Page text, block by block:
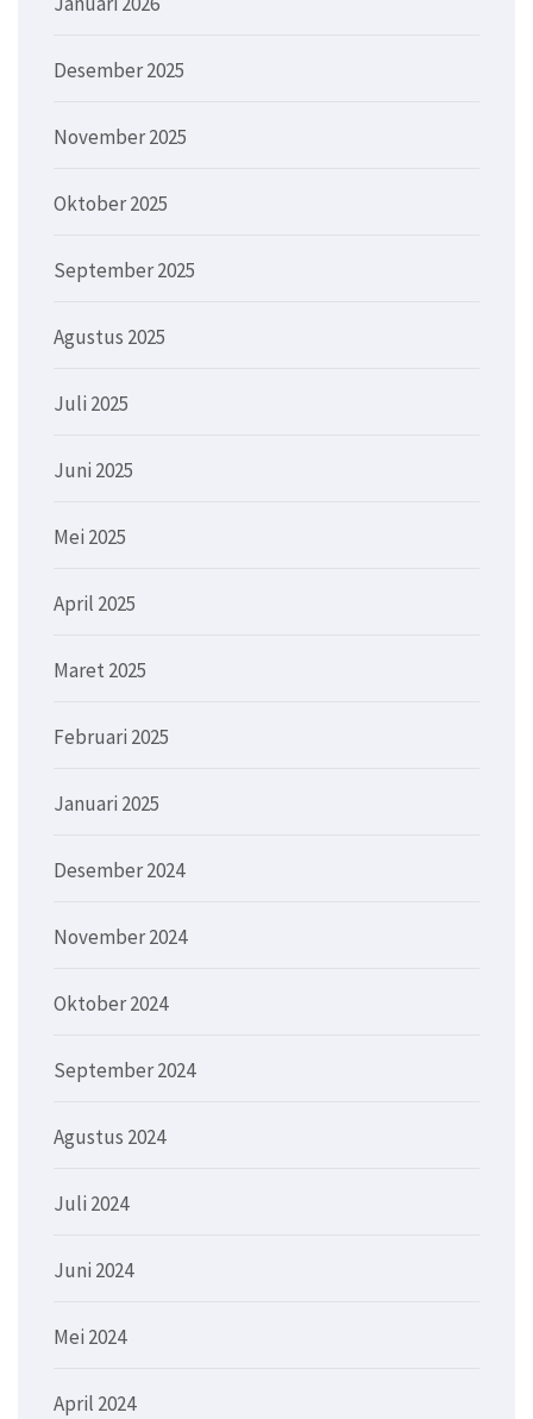
Desember 2025
November 2025
Oktober 2025
September 2025
Agustus 2025
Juli 2025
Juni 2025
Mei 2025
April 2025
Maret 2025
Februari 2025
Januari 2025
Desember 2024
November 2024
Oktober 2024
September 2024
Agustus 2024
Juli 2024
Juni 2024
Mei 2024
April 2024